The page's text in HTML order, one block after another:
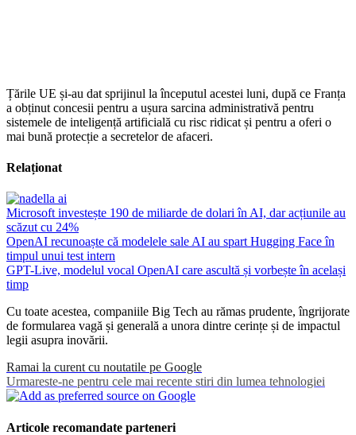
Țările UE și-au dat sprijinul la începutul acestei luni, după ce Franța
a obținut concesii pentru a ușura sarcina administrativă pentru
sistemele de inteligență artificială cu risc ridicat și pentru a oferi o
mai bună protecție a secretelor de afaceri.
Relaționat
Microsoft investește 190 de miliarde de dolari în AI, dar acțiunile au
scăzut cu 24%
OpenAI recunoaște că modelele sale AI au spart Hugging Face în
timpul unui test intern
GPT-Live, modelul vocal OpenAI care ascultă și vorbește în același
timp
Cu toate acestea, companiile Big Tech au rămas prudente, îngrijorate
de formularea vagă și generală a unora dintre cerințe și de impactul
legii asupra inovării.
Ramai la curent cu noutatile pe Google
Urmareste-ne pentru cele mai recente stiri din lumea tehnologiei
Articole recomandate parteneri